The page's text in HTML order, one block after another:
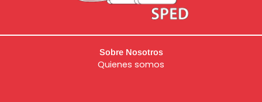
Sobre Nosotros
Quienes somos